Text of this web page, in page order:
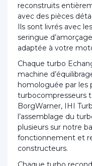
reconstruits
avec des pièces
Ils sont livrés avec
seringue
adaptée à votre
Chaque turbo
machine
homologuée par les
turbocompresseurs
BorgWarner, IHI
l’assemblage du
plusieurs sur notre
fonctionnement et
constructeurs.